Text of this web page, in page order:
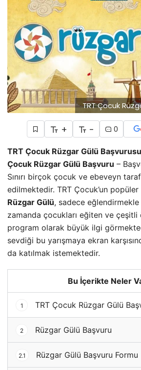
TRT Çocuk
+ - 0
TRT Çocuk Rüzgar Gülü Başvurusu
Çocuk Rüzgar Gülü Başvuru –
Sınırı birçok çocuk ve ebeveyn
edilmektedir. TRT Çocuk’un popüler
Rüzgar Gülü, sadece eğlendirmekle
zamanda çocukları eğiten ve
program olarak büyük ilgi
sevdiği bu yarışmaya ekran
da katılmak istemektedir.
Bu İçerikte Neler
1 TRT Çocuk Rüzgar Gülü
2 Rüzgar Gülü Başvuru
2.1 Rüzgar Gülü Başvuru Formu